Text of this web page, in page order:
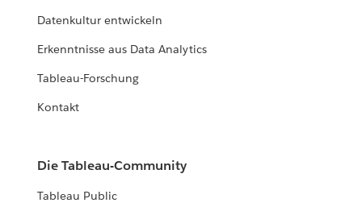
Datenkultur entwickeln
Erkenntnisse aus Data Analytics
Tableau-Forschung
Kontakt
Die Tableau-Community
Tableau Public